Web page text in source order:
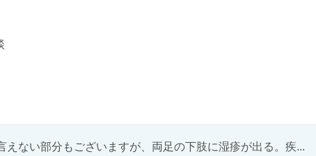
えない部分もございますが、両足の下肢に湿疹が出る。疾...